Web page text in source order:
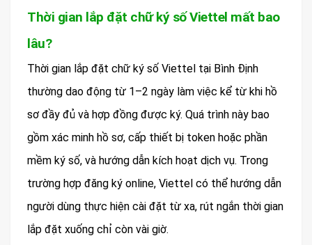
Thời gian lắp đặt chữ ký số Viettel mất bao
lâu?
Thời gian lắp đặt chữ ký số Viettel tại Bình Định
thường dao động từ 1–2 ngày làm việc kể từ khi hồ
sơ đầy đủ và hợp đồng được ký. Quá trình này bao
gồm xác minh hồ sơ, cấp thiết bị token hoặc phần
mềm ký số, và hướng dẫn kích hoạt dịch vụ. Trong
trường hợp đăng ký online, Viettel có thể hướng dẫn
người dùng thực hiện cài đặt từ xa, rút ngắn thời gian
lắp đặt xuống chỉ còn vài giờ.